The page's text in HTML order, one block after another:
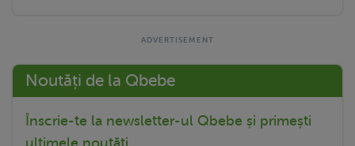
Noutăți de la Qbebe
Înscrie-te la newsletter-ul Qbebe și primești
ultimele noutăți.